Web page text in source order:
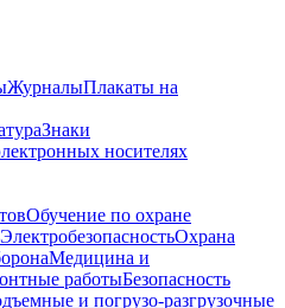
ЖурналыПлакаты на
Знаки
носителях
Обучение по охране
ЭлектробезопасностьОхрана
Медицина и
работыБезопасность
и погрузо-разгрузочные